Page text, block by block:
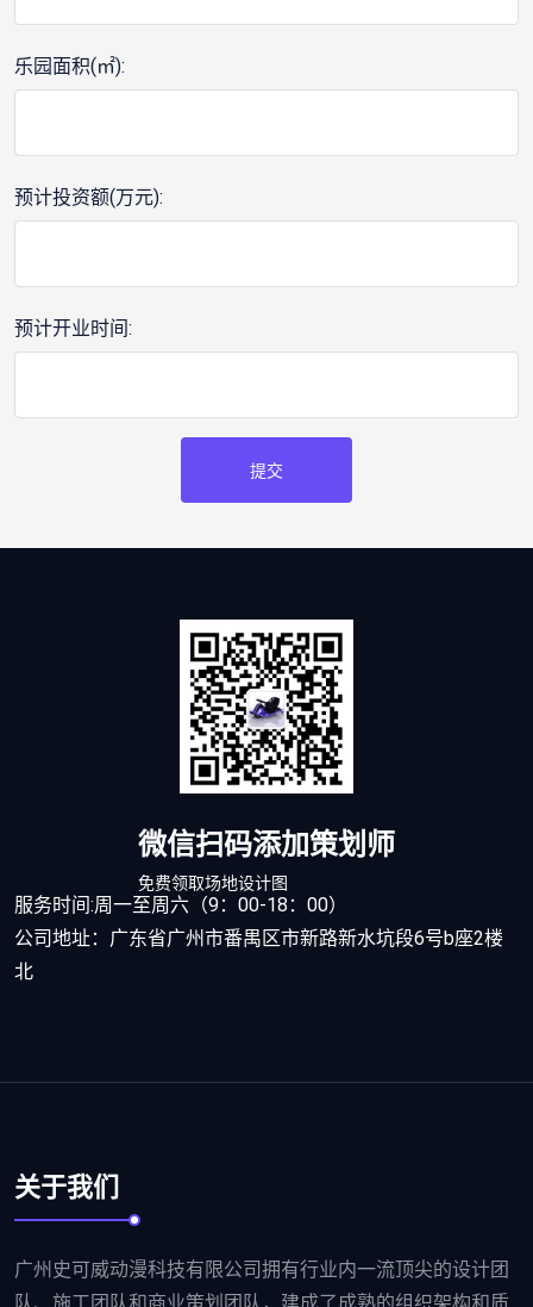
乐园面积(㎡):
预计投资额(万元):
预计开业时间:
提交
微信扫码添加策划师
免费领取场地设计图
服务时间:周一至周六（9：00-18：00）
公司地址：广东省广州市番禺区市新路新水坑段6号b座2楼
北
关于我们
广州史可威动漫科技有限公司拥有行业内一流顶尖的设计团